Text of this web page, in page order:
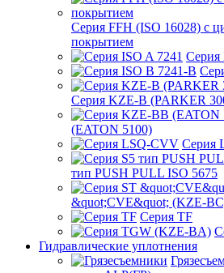
Серия FFH (ISO 16028) с
покрытием
Серия
Серия KZE-B (PARKER
(EATON 5100)
Серия
тип PUSH PULL ISO 5675
&quot;CVE&quot; (KZE-
Серия TF
Гидравлические уплотнения